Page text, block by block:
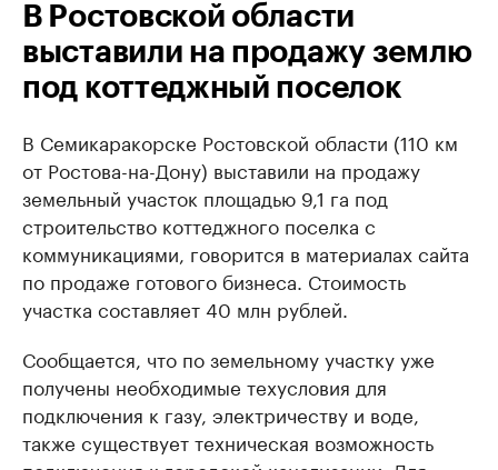
В Ростовской области
выставили на продажу землю
под коттеджный поселок
В Семикаракорске Ростовской области (110 км
от Ростова-на-Дону) выставили на продажу
земельный участок площадью 9,1 га под
строительство коттеджного поселка с
коммуникациями, говорится в материалах сайта
по продаже готового бизнеса. Стоимость
участка составляет 40 млн рублей.
Сообщается, что по земельному участку уже
получены необходимые техусловия для
подключения к газу, электричеству и воде,
также существует техническая возможность